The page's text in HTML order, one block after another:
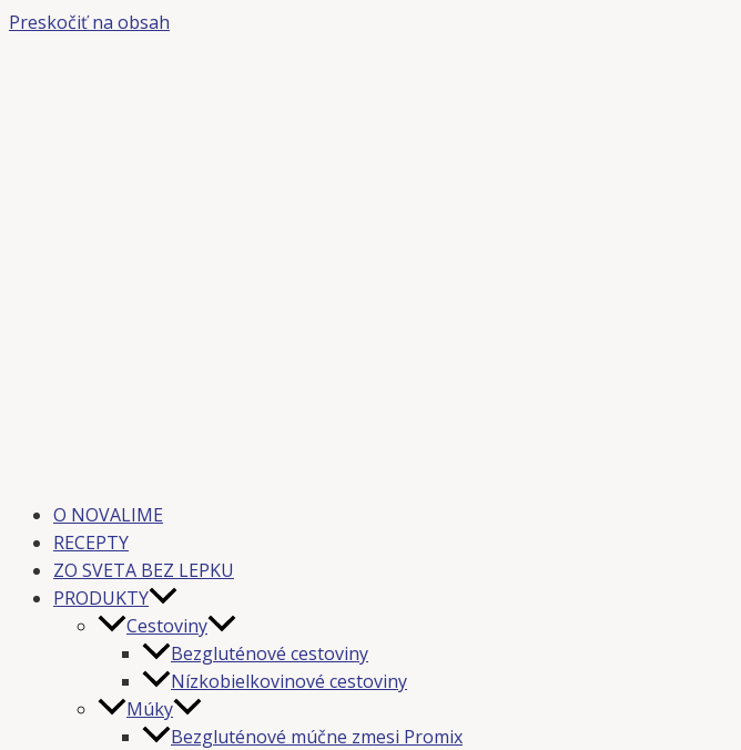
Preskočiť na obsah
O NOVALIME
RECEPTY
ZO SVETA BEZ LEPKU
PRODUKTY
Cestoviny
Bezgluténové cestoviny
Nízkobielkovinové cestoviny
Múky
Bezgluténové múčne zmesi Promix